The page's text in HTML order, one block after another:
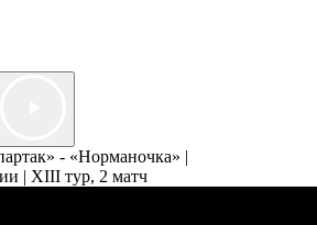
- «Норманочка» |
| ХIII тур, 2 матч